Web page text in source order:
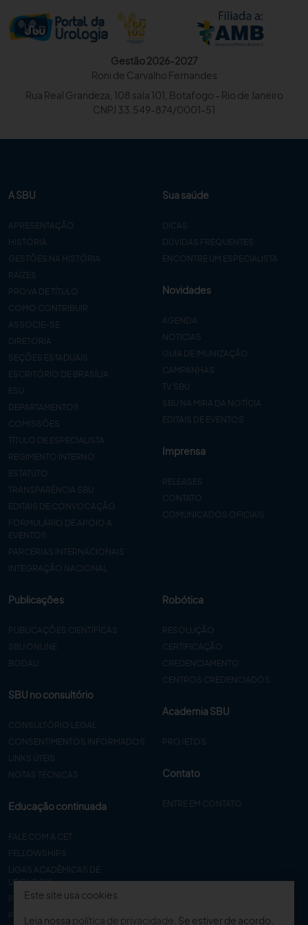
Gestão 2026-2027
Roni de Carvalho Fernandes
Rua Real Grandeza, 108 sala 101, Botafogo - Rio de Janeiro
CNPJ 33.549-874/0001-51
A SBU
APRESENTAÇÃO
HISTÓRIA
GESTÕES NA HISTÓRIA
RAÍZES
PROVA DE TÍTULO
COMO CONTRIBUIR
ASSOCIE-SE
DIRETORIA
SEÇÕES ESTADUAIS
ESCRITÓRIO DE BRASÍLIA
ESU
DEPARTAMENTOS
COMISSÕES
TÍTULO DE ESPECIALISTA
REGIMENTO INTERNO
ESTATUTO
TRANSPARÊNCIA SBU
EDITAIS DE CONVOCAÇÃO
FORMULÁRIO DE APOIO A
EVENTOS
PARCERIAS INTERNACIONAIS
INTEGRAÇÃO NACIONAL
Sua saúde
DICAS
DÚVIDAS FREQUENTES
ENCONTRE UM ESPECIALISTA
Novidades
AGENDA
NOTÍCIAS
GUIA DE IMUNIZAÇÃO
CAMPANHAS
TV SBU
SBU NA MIRA DA NOTÍCIA
EDITAIS DE EVENTOS
Imprensa
RELEASES
CONTATO
COMUNICADOS OFICIAIS
Publicações
PUBLICAÇÕES CIENTÍFICAS
SBU ONLINE
BODAU
SBU no consultório
CONSULTÓRIO LEGAL
CONSENTIMENTOS INFORMADOS
LINKS ÚTEIS
NOTAS TÉCNICAS
Educação continuada
FALE COM A CET
FELLOWSHIPS
LIGAS ACADÊMICAS DE
UROLOGIA
PAPER
PROCET
Robótica
RESOLUÇÃO
CERTIFICAÇÃO
CREDENCIAMENTO
CENTROS CREDENCIADOS
Academia SBU
PROJETOS
Contato
ENTRE EM CONTATO
Este site usa cookies
Leia nossa política de privacidade . Se estiver de acordo,